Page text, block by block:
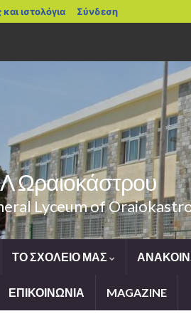
ιστολόγια blogs.sch.gr
Σύνδεση
Ωραιοκάστρου
Lyceum of
ΤΟ ΣΧΟΛΕΙΟ ΜΑΣ
ΕΠΙΚΟΙΝΩΝΙΑ MAGAZINE